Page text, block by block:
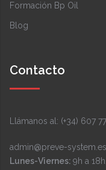
Formación Bp Oil
Blog
Contacto
Llámanos al: (+34) 607
admin@preve-system.es
Lunes-Viernes: 9h a 18h.